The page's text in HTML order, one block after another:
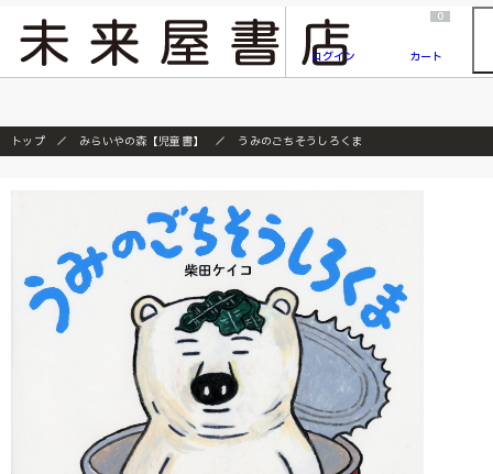
『ONE PIECE magazine 021 ONE PIECEカード付き同梱版』発売延期のご案内
ログイン
0
カート
トップ みらいやの森【児童書】 うみのごちそうしろくま